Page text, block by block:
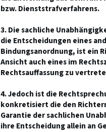
bzw. Dienststrafverfahrens.
3. Die sachliche
die Entscheidungen eines
Bindungsanordnung, ist ein
Ansicht auch eines im
Rechtsauffassung zu
4. Jedoch ist die
konkretisiert die den
Garantie der sachlichen
ihre Entscheidung allein an